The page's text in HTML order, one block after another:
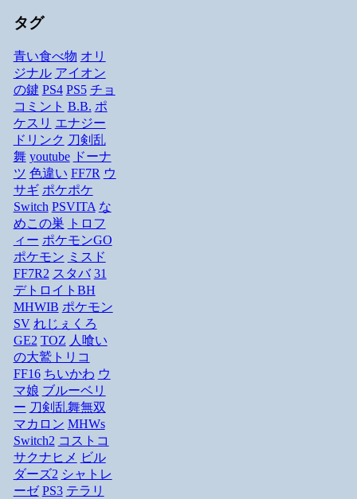
タグ
青い食べ物 オリ
ジナル アイオン
の鍵 PS4 PS5 チョ
コミント B.B. ポ
ケスリ エナジー
ドリンク 刀剣乱
舞 youtube ドーナ
ツ 色違い FF7R ウ
サギ ポケポケ
Switch PSVITA な
めこの巣
トロフ
ィー ポケモンGO
ポケモン ミスド
FF7R2 スタバ 31
デトロイトBH
MHWIB ポケモン
SV れじぇくろ
GE2 TOZ 人喰い
の大鷲トリコ
FF16 ちいかわ ウ
マ娘 ブルーベリ
ー 刀剣乱舞無双
マカロン MHWs
Switch2 コストコ
サクナヒメ ビル
ダーズ2 シャトレ
ーゼ PS3 テラリ